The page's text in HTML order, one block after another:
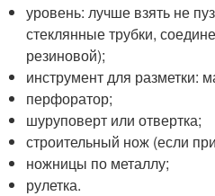
уровень: лучше взять не
стеклянные трубки,
резиновой);
инструмент для разметки:
перфоратор;
шуруповерт или отвертка;
строительный нож (если
ножницы по металлу;
рулетка.